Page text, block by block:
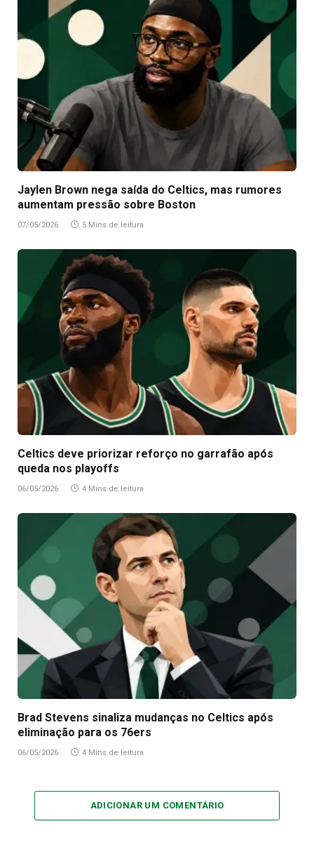
Jaylen Brown nega saída do Celtics, mas rumores
aumentam pressão sobre Boston
07/05/2026 5 Mins de leitura
Celtics deve priorizar reforço no garrafão após
queda nos playoffs
06/05/2026 4 Mins de leitura
Brad Stevens sinaliza mudanças no Celtics após
eliminação para os 76ers
06/05/2026 4 Mins de leitura
ADICIONAR UM COMENTÁRIO